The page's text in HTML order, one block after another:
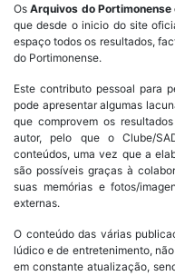
OsArquivos do Portimonense
que desde o inicio do site
espaço todos os resultados,
do Portimonense.
Este contributo pessoal para
pode apresentar algumas
que comprovem os
autor, pelo que o Clube/
conteúdos, uma vez que a
são possíveis graças à
suas memórias e fotos/
externas.
O conteúdo das várias
lúdico e de entretenimento,
em constante atualização,